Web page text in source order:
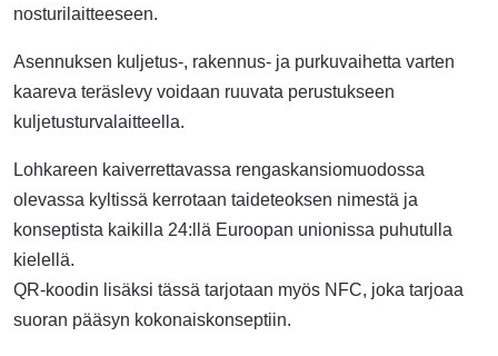
nosturilaitteeseen.
Asennuksen kuljetus-, rakennus- ja purkuvaihetta varten
kaareva teräslevy voidaan ruuvata perustukseen
kuljetusturvalaitteella.
Lohkareen kaiverrettavassa rengaskansiomuodossa
olevassa kyltissä kerrotaan taideteoksen nimestä ja
konseptista kaikilla 24:llä Euroopan unionissa puhutulla
kielellä.
QR-koodin lisäksi tässä tarjotaan myös NFC, joka tarjoaa
suoran pääsyn kokonaiskonseptiin.